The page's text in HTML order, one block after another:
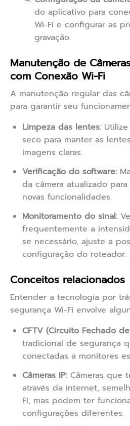
do aplicativo para
Wi-Fi e configurar as
gravação.
Manutenção de
com Conexão Wi-Fi
A manutenção regular das
para garantir seu
Limpeza das lentes:
seco para manter as
imagens claras.
Verificação do software:
da câmera atualizado
novas funcionalidades.
Monitoramento do sinal:
frequentemente a
se necessário, ajuste a
configuração do roteador.
Conceitos relacionados
Entender a tecnologia por
segurança Wi-Fi envolve
CFTV (Circuito Fechado
tradicional de segurança
conectadas a monitores
Câmeras IP: Câmeras que
através da internet,
Fi, mas podem ter
configurações diferentes.